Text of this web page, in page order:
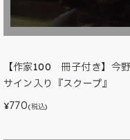
【作家100 冊子付き】今
サイン入り『スクープ』
¥770(税込)